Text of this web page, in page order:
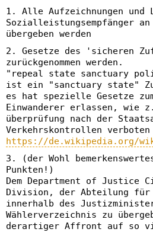
1. Alle Aufzeichnungen
Sozialleistungsempfänger an
übergeben werden
2. Gesetze des 'sicheren
zurückgenommen werden.
"repeal state sanctuary
ist ein "sanctuary state"
es hat spezielle Gesetze
Einwanderer erlassen, wie
überprüfung nach der
Verkehrskontrollen
https://de.wikipedia.org/
3. (der Wohl
Punkten!)
Dem Department of Justice
Division, der Abteilung für
innerhalb des
Wählerverzeichnis zu
derartiger Affront auf so